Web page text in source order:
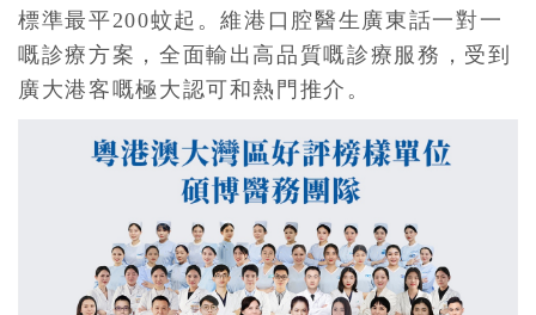
標準最平200蚊起。維港口腔醫生廣東話一對一
嘅診療方案，全面輸出高品質嘅診療服務，受到
廣大港客嘅極大認可和熱門推介。